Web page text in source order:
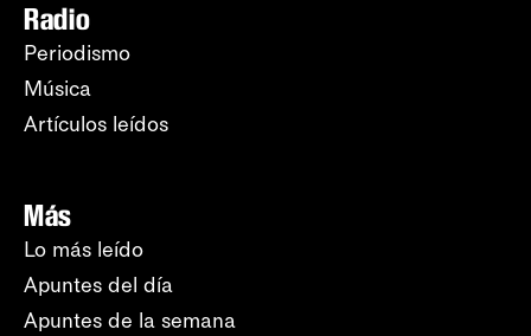
Radio
Periodismo
Música
Artículos leídos
Más
Lo más leído
Apuntes del día
Apuntes de la semana